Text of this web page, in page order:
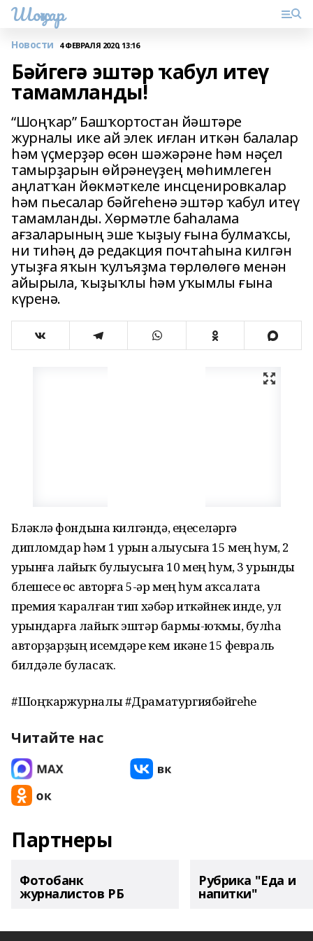
Шоңҡар
Новости 4 ФЕВРАЛЯ 2020, 13:16
Бәйгегә эштәр ҡабул итеү
тамамланды!
“Шоңҡар” Башҡортостан йәштәре
журналы ике ай элек иғлан иткән балалар
һәм үҫмерҙәр өсөн шәжәрәне һәм нәҫел
тамырҙарын өйрәнеүҙең мөһимлеген
аңлатҡан йөкмәткеле инсценировкалар
һәм пьесалар бәйгеһенә эштәр ҡабул итеү
тамамланды. Хөрмәтле баһалама
ағзаларының эше ҡыҙыу ғына булмаҡсы,
ни тиһәң дә редакция почтаһына килгән
утыҙға яҡын ҡулъяҙма төрлөлөгө менән
айырыла, ҡыҙыҡлы һәм уҡымлы ғына
күренә.
Бүләкләү фондына килгәндә, еңеүселәргә
дипломдар һәм 1 урын алыусыға 15 мең һум, 2
урынға лайыҡ булыусыға 10 мең һум, 3 урынды
бүлешеүсе өс авторға 5-әр мең һум аҡсалата
премия ҡаралған тип хәбәр иткәйнек инде, ул
урындарға лайыҡ эштәр бармы-юҡмы, булһа
авторҙарҙың исемдәре кем икәне 15 февраль
билдәле буласаҡ.
#Шоңҡаржурналы #Драматургиябәйгеһе
Читайте нас
Партнеры
Фотобанк
журналистов РБ
Рубрика "Еда и
напитки"